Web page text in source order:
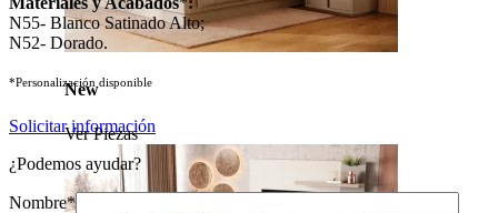
New
Ver Piezas
N55- Blanco Satinado Alto;
N52- Dorado.
*Personalización disponible
Solicitar información
¿Podemos ayudar?
Nombre*